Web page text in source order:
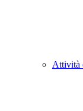
Attività